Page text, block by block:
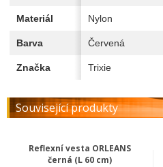
Materiál Nylon
Barva Červená
Značka Trixie
Související produkty
Reflexní vesta ORLEANS
černá (L 60 cm)